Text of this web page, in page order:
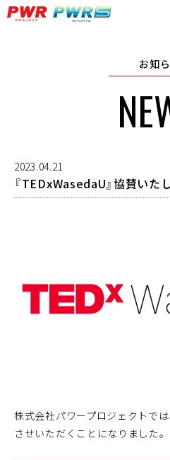
お知
2023.04.21
『TEDxWasedaU』協賛いた
株式会社パワープロジェクトでは
させいただくことになりました。